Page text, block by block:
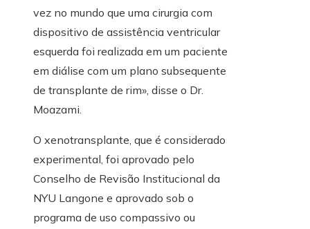
vez no mundo que uma cirurgia com
dispositivo de assistência ventricular
esquerda foi realizada em um paciente
em diálise com um plano subsequente
de transplante de rim», disse o Dr.
Moazami.
O xenotransplante, que é considerado
experimental, foi aprovado pelo
Conselho de Revisão Institucional da
NYU Langone e aprovado sob o
programa de uso compassivo ou